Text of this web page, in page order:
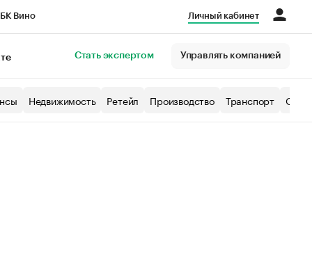
Вино Личный кабинет
Стать экспертом Управлять компанией
Недвижимость Ретейл Производство Транспорт